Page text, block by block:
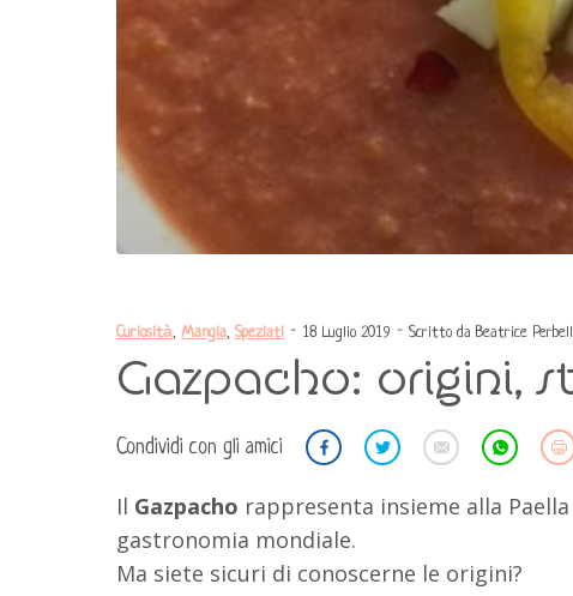
Curiosità, Mangia, Speziati - 18 Luglio 2019 - Scritto da Beatrice
Gazpacho: origini,
Condividi con gli amici
Il Gazpacho rappresenta insieme alla
gastronomia mondiale.
Ma siete sicuri di conoscerne le origini?